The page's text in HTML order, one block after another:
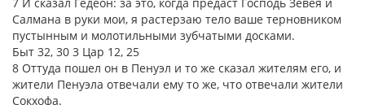
Салмана в руки мои, я растерзаю тело ваше терновником
пустынным и молотильными зубчатыми досками.
Быт 32, 30 3 Цар 12, 25
8 Оттуда пошел он в Пенуэл и то же сказал жителям его, и
жители Пенуэла отвечали ему то же, что отвечали жители
Сокхофа.